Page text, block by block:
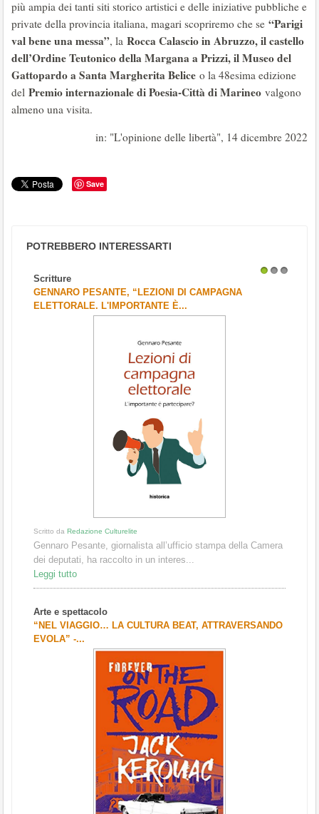
più ampia dei tanti siti storico artistici e delle iniziative pubbliche e
private della provincia italiana, magari scopriremo che se “Parigi
val bene una messa”, la Rocca Calascio in Abruzzo, il castello
dell’Ordine Teutonico della Margana a Prizzi, il Museo del
Gattopardo a Santa Margherita Belice o la 48esima edizione
del Premio internazionale di Poesia-Città di Marineo valgono
almeno una visita.
in: "L'opinione delle libertà", 14 dicembre 2022
Save
POTREBBERO INTERESSARTI
Scritture
GENNARO PESANTE, “LEZIONI DI CAMPAGNA
ELETTORALE. L'IMPORTANTE È...
Scritto da Redazione Culturelite
Gennaro Pesante, giornalista all’ufficio stampa della Camera
dei deputati, ha raccolto in un interes...
Leggi tutto
Arte e spettacolo
“NEL VIAGGIO… LA CULTURA BEAT, ATTRAVERSANDO
EVOLA” -...